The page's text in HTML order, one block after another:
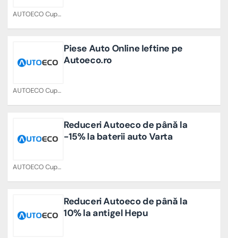
AUTOECO Cupoane
AUTOECO Cupoane
Piese Auto Online Ieftine pe
Autoeco.ro
AUTOECO Cupoane
Reduceri Autoeco de până la
-15% la baterii auto Varta
Reduceri Autoeco de până la
10% la antigel Hepu